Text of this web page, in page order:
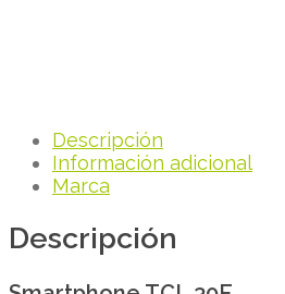
Descripción
Información adicional
Marca
Descripción